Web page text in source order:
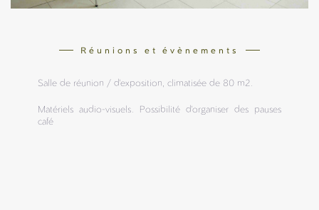
Réunions et évènements
Salle de réunion / d'exposition, climatisée de 80 m2.
Matériels audio-visuels. Possibilité d'organiser des pauses
café